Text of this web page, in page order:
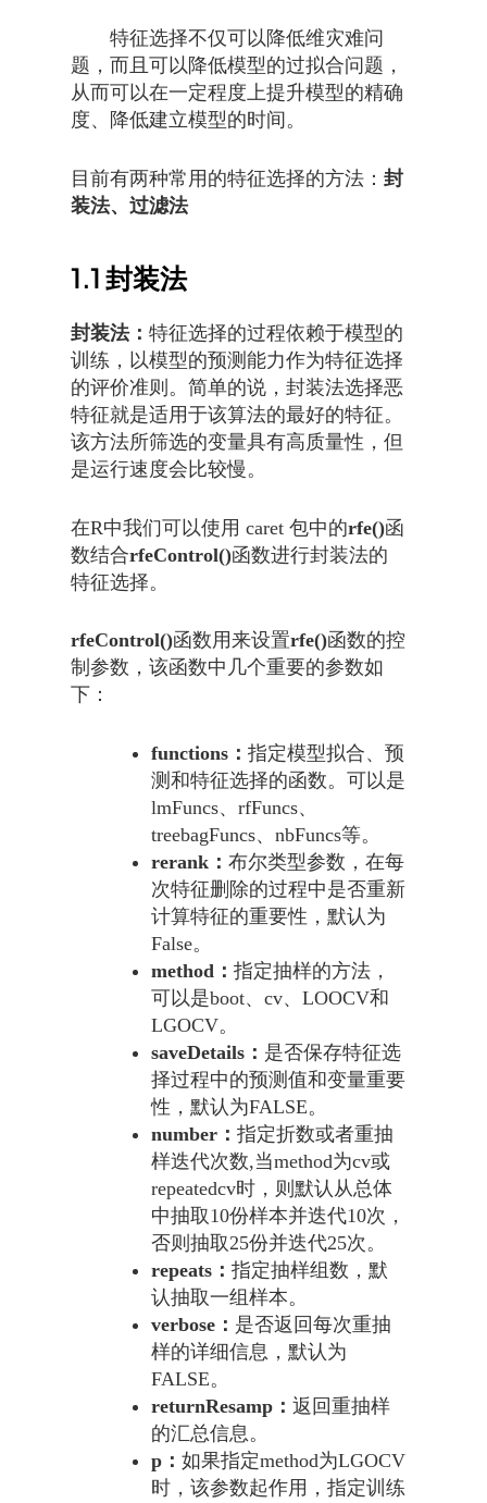
特征选择不仅可以降低维灾难问
题，而且可以降低模型的过拟合问题，
从而可以在一定程度上提升模型的精确
度、降低建立模型的时间。
目前有两种常用的特征选择的方法： 封
装法、过滤法
1.1封装法
封装法： 特征选择的过程依赖于模型的
训练，以模型的预测能力作为特征选择
的评价准则。简单的说，封装法选择恶
特征就是适用于该算法的最好的特征。
该方法所筛选的变量具有高质量性，但
是运行速度会比较慢。
在R中我们可以使用 caret 包中的rfe()函
数结合rfeControl()函数进行封装法的
特征选择。
rfeControl()函数用来设置rfe()函数的控
制参数，该函数中几个重要的参数如
下：
functions： 指定模型拟合、预
测和特征选择的函数。可以是
lmFuncs、rfFuncs、
treebagFuncs、nbFuncs等。
rerank： 布尔类型参数，在每
次特征删除的过程中是否重新
计算特征的重要性，默认为
False。
method： 指定抽样的方法，
可以是boot、cv、LOOCV和
LGOCV。
saveDetails： 是否保存特征选
择过程中的预测值和变量重要
性，默认为FALSE。
number： 指定折数或者重抽
样迭代次数,当method为cv或
repeatedcv时，则默认从总体
中抽取10份样本并迭代10次，
否则抽取25份并迭代25次。
repeats： 指定抽样组数，默
认抽取一组样本。
verbose： 是否返回每次重抽
样的详细信息，默认为
FALSE。
returnResamp： 返回重抽样
的汇总信息。
p： 如果指定method为LGOCV
时，该参数起作用，指定训练